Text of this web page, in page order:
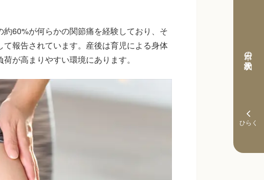
本日の予約状況
60%が何らかの関節痛を経験しており、そ
報告されています。産後は育児による身体
が高まりやすい環境にあります。